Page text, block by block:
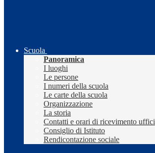
Scuola
Panoramica
I luoghi
Le persone
I numeri della scuola
Le carte della scuola
Organizzazione
La storia
Contatti e orari di ricevimento uffici
Consiglio di Istituto
Rendicontazione sociale